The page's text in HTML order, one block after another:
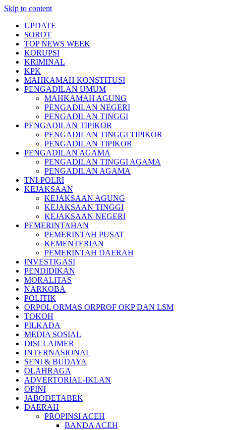
Skip to content
UPDATE
SOROT
TOP NEWS WEEK
KORUPSI
KRIMINAL
KPK
MAHKAMAH KONSTITUSI
PENGADILAN UMUM
MAHKAMAH AGUNG
PENGADILAN NEGERI
PENGADILAN TINGGI
PENGADILAN TIPIKOR
PENGADILAN TINGGI TIPIKOR
PENGADILAN TIPIKOR
PENGADILAN AGAMA
PENGADILAN TINGGI AGAMA
PENGADILAN AGAMA
TNI-POLRI
KEJAKSAAN
KEJAKSAAN AGUNG
KEJAKSAAN TINGGI
KEJAKSAAN NEGERI
PEMERINTAHAN
PEMERINTAH PUSAT
KEMENTERIAN
PEMERINTAH DAERAH
INVESTIGASI
PENDIDIKAN
MORALITAS
NARKOBA
POLITIK
ORPOL ORMAS ORPROF OKP DAN LSM
TOKOH
PILKADA
MEDIA SOSIAL
DISCLAIMER
INTERNASIONAL
SENI & BUDAYA
OLAHRAGA
ADVERTORIAL-IKLAN
OPINI
JABODETABEK
DAERAH
PROPINSI ACEH
BANDA ACEH